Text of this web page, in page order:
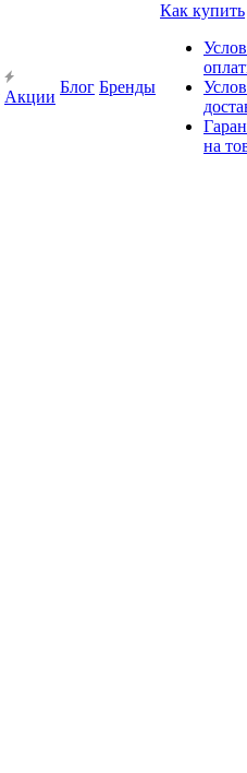
Акции
Блог Бренды
Как купить
на